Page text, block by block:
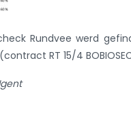
Rundvee werd
RT 15/4